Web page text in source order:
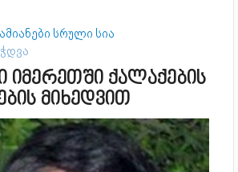
სრული სია
იმერეთში ქალაქების
მიხედვით